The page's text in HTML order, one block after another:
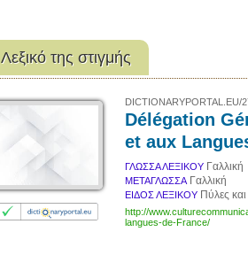
Λεξικό της στιγμής
DICTIONARYPORTAL.EU/
Délégation
et aux
ΓΛΩΣΣΑ ΛΕΞΙΚΟΥ Γαλλική
ΜΕΤΑΓΛΩΣΣΑ Γαλλική
ΕΙΔΟΣ ΛΕΞΙΚΟΥ Πύλες
http://
langues-de-France/